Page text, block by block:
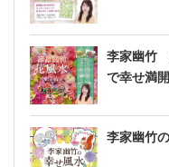
李家幽竹
で幸せ満開
李家幽竹